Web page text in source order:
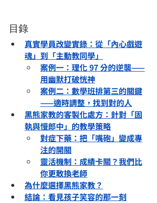
目錄
真實學員改變實錄：從「內心戲遊
魂」到「主動教同學」
案例一：理化 97 分的逆襲——
用幽默打破恍神
案例二：數學班排第三的關鍵
——適時調整，找到對的人
黑熊家教的客製化處方：針對「固
執與慢郎中」的教學策略
對症下藥：把「嘴砲」變成專
注的開關
靈活機制：成績卡關？我們比
你更敢換老師
為什麼選擇黑熊家教？
結論：看見孩子笑容的那一刻